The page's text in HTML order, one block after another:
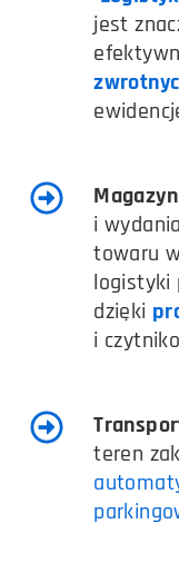
jest
Magazyn
i
towaru
logistyki
dzięki
i
teren